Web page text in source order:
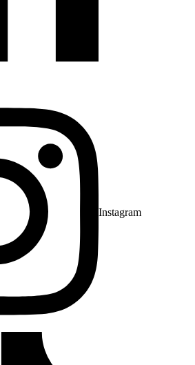
Instagram